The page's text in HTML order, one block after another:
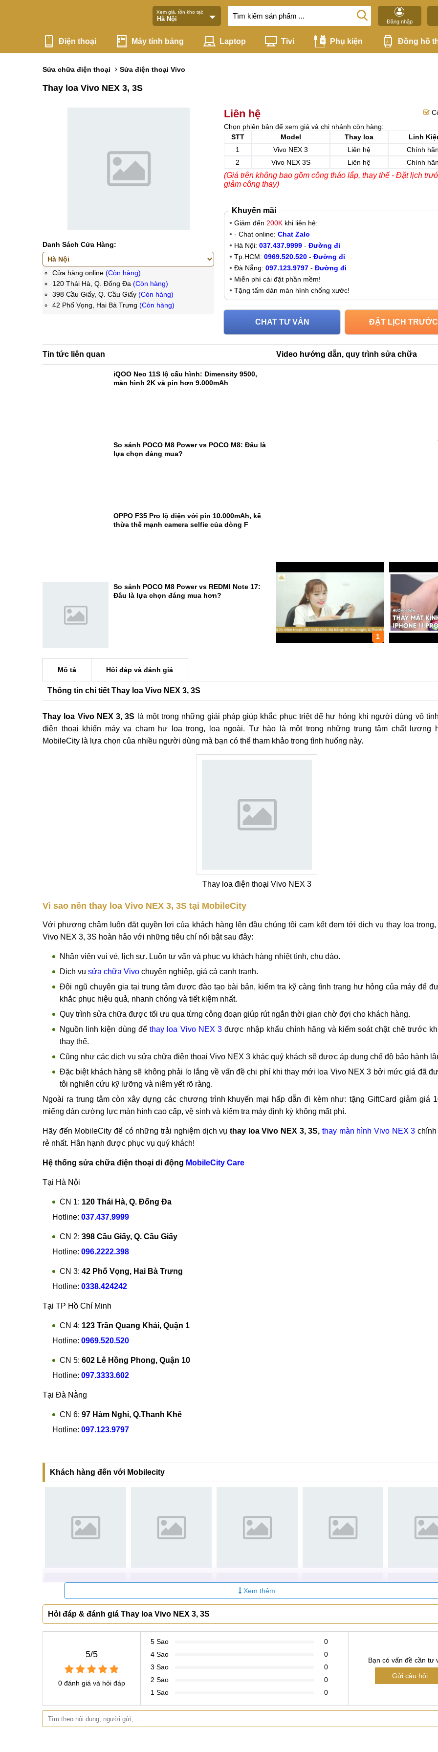
Xem giá, tồn kho tại:
Đăng nhập
Điện thoại Máy tính bảng Laptop Tivi Phụ kiện Đồng hồ
Sửa chữa điện thoại Sửa điện thoại Vivo
Thay loa Vivo NEX 3, 3S
Danh Sách Cửa Hàng:
Cửa hàng online (Còn hàng)
120 Thái Hà, Q. Đống Đa (Còn hàng)
398 Cầu Giấy, Q. Cầu Giấy (Còn hàng)
42 Phố Vọng, Hai Bà Trưng (Còn hàng)
Liên hệ
Chọn phiên bản để xem giá và chi nhánh còn hàng:
STT
Model Thay loa
Linh
1
Vivo NEX 3 Liên hệ
Chính
2
Vivo NEX 3S Liên hệ Chính
(Giá trên không bao gồm công tháo lắp, thay thế - Đặt lịch
giảm công thay)
Khuyến mãi
Giảm đến 200K khi liên hệ:
- Chat online: Chat Zalo
Hà Nội: 037.437.9999 - Đường đi
Tp.HCM: 0969.520.520 - Đường đi
Đà Nẵng: 097.123.9797 - Đường đi
Miễn phí cài đặt phần mềm!
Tặng tấm dán màn hình chống xước!
CHAT TƯ VẤN ĐẶT LỊCH TRƯỚC
Tin tức liên quan
iQOO Neo 11S lộ cấu hình: Dimensity 9500,
màn hình 2K và pin hơn 9.000mAh
So sánh POCO M8 Power vs POCO M8: Đâu là
lựa chọn đáng mua?
OPPO F35 Pro lộ diện với pin 10.000mAh, kế
thừa thế mạnh camera selfie của dòng F
So sánh POCO M8 Power vs REDMI Note 17:
Đâu là lựa chọn đáng mua hơn?
Video hướng dẫn, quy trình sửa chữa
1
Mô tả Hỏi đáp và đánh giá
Thông tin chi tiết Thay loa Vivo NEX 3, 3S
Thay loa Vivo NEX 3, 3S là một trong những giải pháp giúp khắc phục triệt để hư hỏng khi người dùng vô
điện thoại khiến máy va chạm hư loa trong, loa ngoài. Tự hào là một trong những trung tâm chất lượng
MobileCity là lựa chọn của nhiều người dùng mà bạn có thể tham khảo trong tình huống này.
Thay loa điện thoại Vivo NEX 3
Vì sao nên thay loa Vivo NEX 3, 3S tại MobileCity
Với phương châm luôn đặt quyền lợi của khách hàng lên đầu chúng tôi cam kết đem tới dịch vụ thay loa
Vivo NEX 3, 3S hoàn hảo với những tiêu chí nổi bật sau đây:
Nhân viên vui vẻ, lịch sự. Luôn tư vấn và phục vụ khách hàng nhiệt tình, chu đáo.
Dịch vụ sửa chữa Vivo chuyên nghiệp, giá cả cạnh tranh.
Đội ngũ chuyên gia tại trung tâm được đào tạo bài bản, kiểm tra kỹ càng tình trạng hư hỏng của máy để
khắc phục hiệu quả, nhanh chóng và tiết kiệm nhất.
Quy trình sửa chữa được tối ưu qua từng công đoạn giúp rút ngắn thời gian chờ đợi cho khách hàng.
Nguồn linh kiện dùng đểthay loa Vivo NEX 3 được nhập khẩu chính hãng và kiểm soát chặt chẽ trước
thay thế.
Cũng như các dịch vụ sửa chữa điện thoại Vivo NEX 3 khác quý khách sẽ được áp dụng chế độ bảo hành
Đặc biệt khách hàng sẽ không phải lo lắng về vấn đề chi phí khi thay mới loa Vivo NEX 3 bởi mức giá đã
tôi nghiên cứu kỹ lưỡng và niêm yết rõ ràng.
Ngoài ra trung tâm còn xây dựng các chương trình khuyến mại hấp dẫn đi kèm như: tặng GiftCard giảm giá
miếng dán cường lực màn hình cao cấp, vệ sinh và kiểm tra máy định kỳ không mất phí.
Hãy đến MobileCity để có những trải nghiệm dịch vụ thay loa Vivo NEX 3, 3S, thay màn hình Vivo NEX 3
rẻ nhất. Hân hạnh được phục vụ quý khách!
Hệ thống sửa chữa điện thoại di động MobileCity Care
Tại Hà Nội
CN 1: 120 Thái Hà, Q. Đống Đa
Hotline: 037.437.9999
CN 2: 398 Cầu Giấy, Q. Cầu Giấy
Hotline: 096.2222.398
CN 3: 42 Phố Vọng, Hai Bà Trưng
Hotline: 0338.424242
Tại TP Hồ Chí Minh
CN 4: 123 Trần Quang Khải, Quận 1
Hotline: 0969.520.520
CN 5: 602 Lê Hồng Phong, Quận 10
Hotline: 097.3333.602
Tại Đà Nẵng
CN 6: 97 Hàm Nghi, Q.Thanh Khê
Hotline: 097.123.9797
Khách hàng đến với Mobilecity
Xem thêm
Hỏi đáp & đánh giá Thay loa Vivo NEX 3, 3S
5/5
0 đánh giá và hỏi đáp
5 Sao
0
4 Sao
0
3 Sao
0
2 Sao
0
1 Sao
0
Bạn có vấn đề cần tư
Gửi câu hỏi